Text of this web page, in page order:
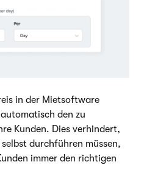
in der Mietsoftware
den zu
Kunden. Dies verhindert,
durchführen müssen,
immer den richtigen